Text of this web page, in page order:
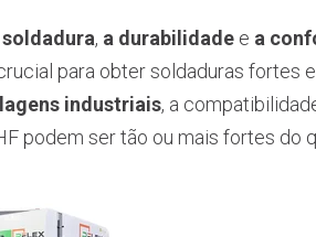
, a durabilidade e a
para obter soldaduras fortes
industriais, a
podem ser tão ou mais fortes do